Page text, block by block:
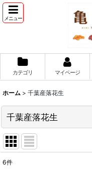
メニュー
カテゴリ マイページ
ホーム > 千葉産落花生
千葉産落花生
6件